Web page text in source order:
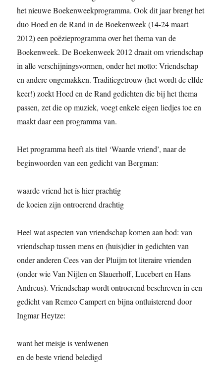
het nieuwe Boekenweekprogramma. Ook dit jaar brengt het
duo Hoed en de Rand in de Boekenweek (14-24 maart
2012) een poëzieprogramma over het thema van de
Boekenweek. De Boekenweek 2012 draait om vriendschap
in alle verschijningsvormen, onder het motto: Vriendschap
en andere ongemakken. Traditiegetrouw (het wordt de elfde
keer!) zoekt Hoed en de Rand gedichten die bij het thema
passen, zet die op muziek, voegt enkele eigen liedjes toe en
maakt daar een programma van.
Het programma heeft als titel ‘Waarde vriend’, naar de
beginwoorden van een gedicht van Bergman:
waarde vriend het is hier prachtig
de koeien zijn ontroerend drachtig
Heel wat aspecten van vriendschap komen aan bod: van
vriendschap tussen mens en (huis)dier in gedichten van
onder anderen Cees van der Pluijm tot literaire vrienden
(onder wie Van Nijlen en Slauerhoff, Lucebert en Hans
Andreus). Vriendschap wordt ontroerend beschreven in een
gedicht van Remco Campert en bijna ontluisterend door
Ingmar Heytze:
want het meisje is verdwenen
en de beste vriend beledigd